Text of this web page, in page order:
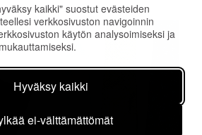
kaikki" suostut evästeiden
verkkosivuston navigoinnin
käytön analysoimiseksi ja
Hyväksy kaikki
ei-välttämättömät